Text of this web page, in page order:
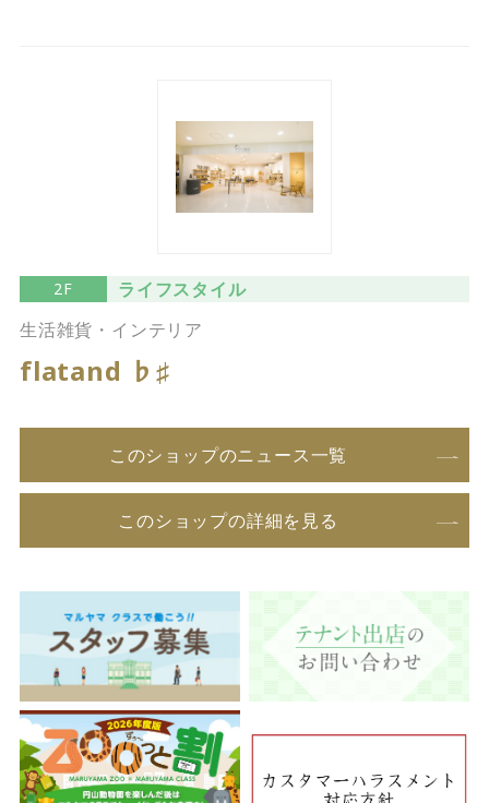
2F
ライフスタイル
生活雑貨・インテリア
flatand ♭♯
このショップのニュース一覧
このショップの詳細を見る